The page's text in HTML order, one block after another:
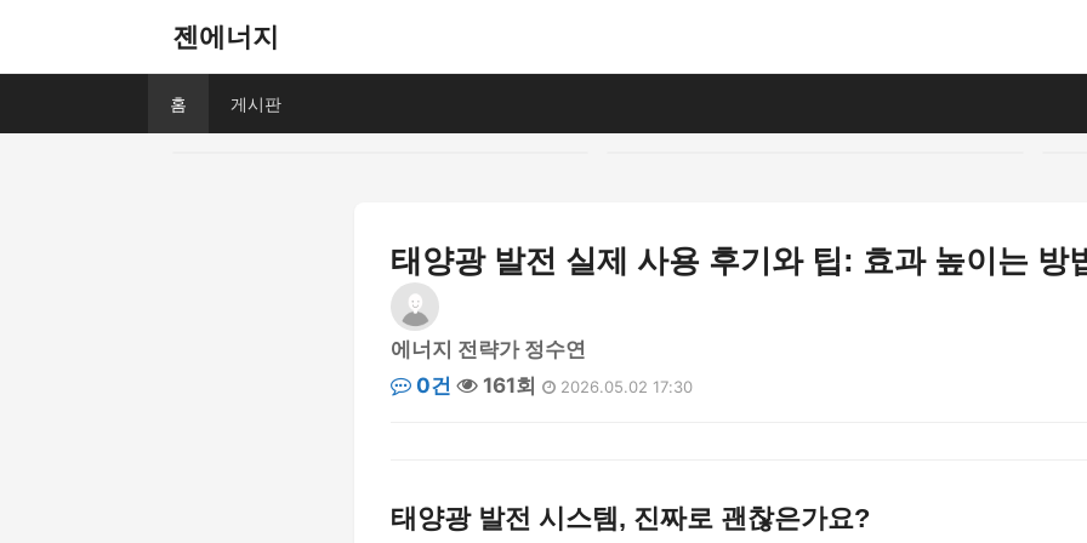
젠에너지
홈 게시판
태양광 발전 실제 사용 후기와 팁: 효과 높이는 방
에너지 전략가 정수연
0건
161회 2026.05.02 17:30
태양광 발전 시스템, 진짜로 괜찮은가요?